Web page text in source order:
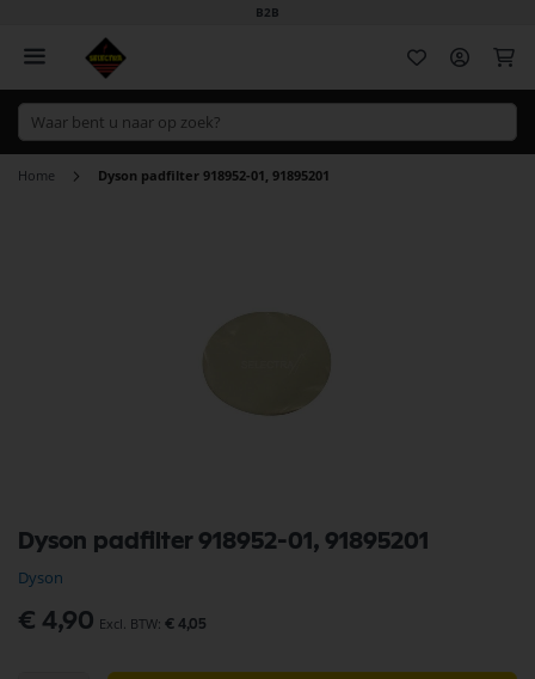
B2B
Home Dyson padfilter 918952-01, 91895201
Dyson padfilter 918952-01, 91895201
Dyson
€ 4,90 € 4,05
naar
het
begin
van
de